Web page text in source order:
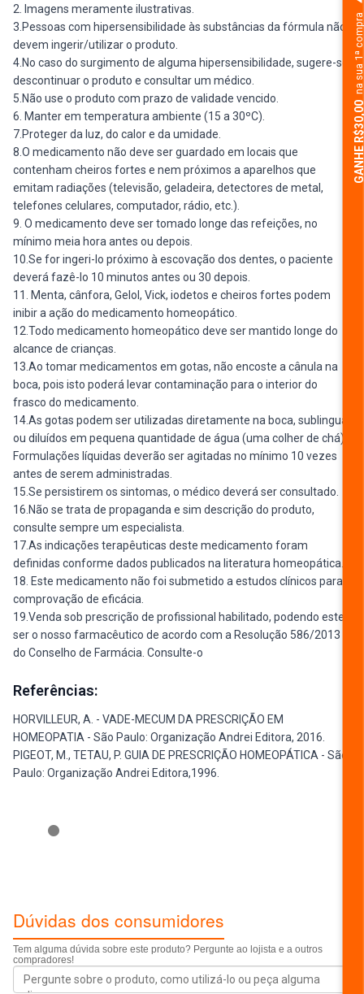
2. Imagens meramente ilustrativas.
3.Pessoas com hipersensibilidade às substâncias da fórmula não
devem ingerir/utilizar o produto.
4.No caso do surgimento de alguma hipersensibilidade, sugere-se
descontinuar o produto e consultar um médico.
5.Não use o produto com prazo de validade vencido.
6. Manter em temperatura ambiente (15 a 30ºC).
7.Proteger da luz, do calor e da umidade.
8.O medicamento não deve ser guardado em locais que
contenham cheiros fortes e nem próximos a aparelhos que
emitam radiações (televisão, geladeira, detectores de metal,
telefones celulares, computador, rádio, etc.).
9. O medicamento deve ser tomado longe das refeições, no
mínimo meia hora antes ou depois.
10.Se for ingeri-lo próximo à escovação dos dentes, o paciente
deverá fazê-lo 10 minutos antes ou 30 depois.
11. Menta, cânfora, Gelol, Vick, iodetos e cheiros fortes podem
inibir a ação do medicamento homeopático.
12.Todo medicamento homeopático deve ser mantido longe do
alcance de crianças.
13.Ao tomar medicamentos em gotas, não encoste a cânula na
boca, pois isto poderá levar contaminação para o interior do
frasco do medicamento.
14.As gotas podem ser utilizadas diretamente na boca, sublingual
ou diluídos em pequena quantidade de água (uma colher de chá).
Formulações líquidas deverão ser agitadas no mínimo 10 vezes
antes de serem administradas.
15.Se persistirem os sintomas, o médico deverá ser consultado.
16.Não se trata de propaganda e sim descrição do produto,
consulte sempre um especialista.
17.As indicações terapêuticas deste medicamento foram
definidas conforme dados publicados na literatura homeopática.
18. Este medicamento não foi submetido a estudos clínicos para
comprovação de eficácia.
19.Venda sob prescrição de profissional habilitado, podendo este
ser o nosso farmacêutico de acordo com a Resolução 586/2013
do Conselho de Farmácia. Consulte-o
Referências:
HORVILLEUR, A. - VADE-MECUM DA PRESCRIÇÃO EM
HOMEOPATIA - São Paulo: Organização Andrei Editora, 2016.
PIGEOT, M., TETAU, P. GUIA DE PRESCRIÇÃO HOMEOPÁTICA - São
Paulo: Organização Andrei Editora,1996.
Dúvidas dos consumidores
Tem alguma dúvida sobre este produto? Pergunte ao lojista e a outros
compradores!
na sua 1ª compra